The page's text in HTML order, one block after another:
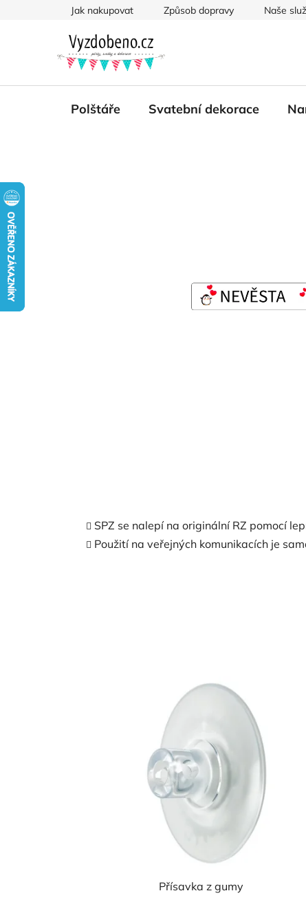
Jak nakupovat Způsob dopravy Naše
Polštáře Svatební dekorace
SPZ se nalepí na originální RZ pomocí
Použití na veřejných komunikacích je
Přísavka z gumy